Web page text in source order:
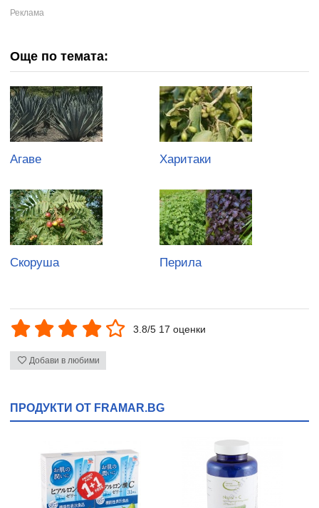
Още по темата:
Агаве Харитаки
Скоруша Перила
3.8/5 17 оценки
Добави в любими
ПРОДУКТИ ОТ FRAMAR.BG